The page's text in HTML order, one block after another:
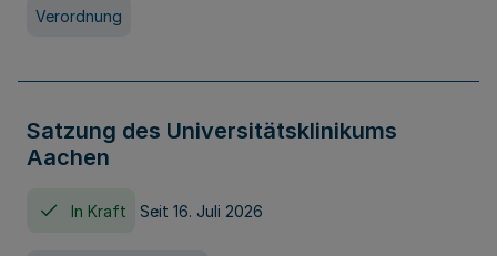
Verordnung
Satzung des Universitätsklinikums
Aachen
In Kraft Seit 16. Juli 2026